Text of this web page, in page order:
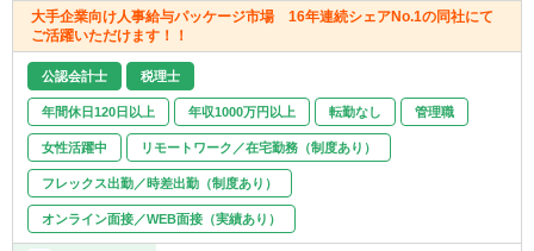
大手企業向け人事給与パッケージ市場 16年連続シェアNo.1の同社にて
ご活躍いただけます！！
公認会計士 税理士
年間休日120日以上 年収1000万円以上 転勤なし 管理職
女性活躍中 リモートワーク／在宅勤務（制度あり）
フレックス出勤／時差出勤（制度あり）
オンライン面接／WEB面接（実績あり）